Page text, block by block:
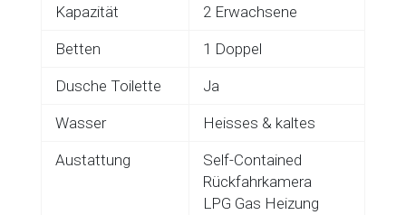
Kapazität 2 Erwachsene
Betten 1 Doppel
Dusche Toilette Ja
Wasser Heisses & kaltes
Austattung
Self-Contained
Rückfahrkamera
LPG Gas Heizung